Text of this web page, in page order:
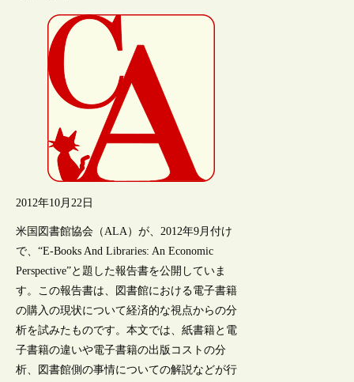
2012年10月22日
米国図書館協会（ALA）が、2012年9月付け
で、“E-Books And Libraries: An Economic
Perspective”と題した報告書を公開していま
す。この報告書は、図書館における電子書籍
の購入の現状について経済的な視点からの分
析を試みたものです。本文では、紙書籍と電
子書籍の違いや電子書籍の出版コストの分
析、図書館側の事情についての解説などが行